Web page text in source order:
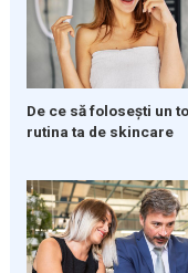
De ce să folosești un
rutina ta de skincare